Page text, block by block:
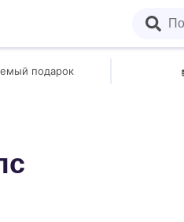
подарок